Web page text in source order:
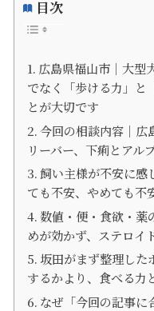
目次
広島県福山市｜大型
でなく「歩ける力」と
とが大切です
今回の相談内容｜広
リーバー、下痢とアル
飼い主様が不安に感
ても不安、やめても不
数値・便・食欲・薬
めが効かず、ステロイ
坂田がまず整理した
するかより、食べる力
なぜ「今回の記事に